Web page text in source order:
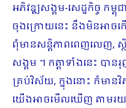
អភិវឌ្ឍសង្គម-សេដ្ឋកិច្ច កម្
ចុងក្រោយនេះ នឹងមិនអាចក
ពុំមានសន្តិភាពពេញលេញ,
សង្គម ។ កត្តាទាំងនេះ បាន
គ្រប់វិស័យ, ក្នុងនោះ ក៏មា
យើងអាចមើលឃើញ តាមរយ